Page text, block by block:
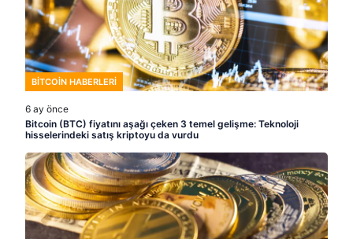
BITCOIN HABERLERI
6 ay önce
Bitcoin (BTC) fiyatını aşağı çeken 3 temel gelişme: Teknoloji
hisselerindeki satış kriptoyu da vurdu